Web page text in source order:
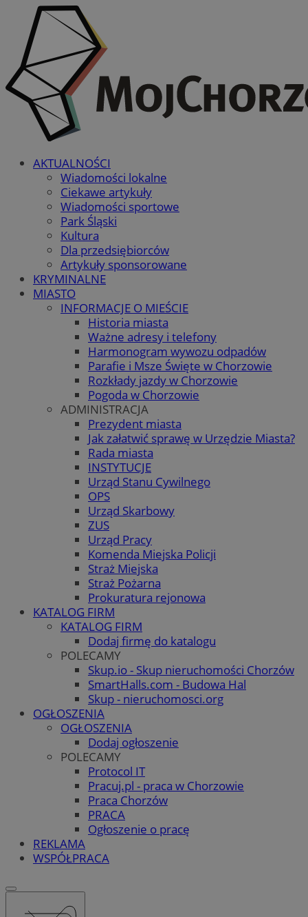
AKTUALNOŚCI
Wiadomości lokalne
Ciekawe artykuły
Wiadomości sportowe
Park Śląski
Kultura
Dla przedsiębiorców
Artykuły sponsorowane
KRYMINALNE
MIASTO
INFORMACJE O MIEŚCIE
Historia miasta
Ważne adresy i telefony
Harmonogram wywozu odpadów
Parafie i Msze Święte w Chorzowie
Rozkłady jazdy w Chorzowie
Pogoda w Chorzowie
ADMINISTRACJA
Prezydent miasta
Jak załatwić sprawę w Urzędzie Miasta?
Rada miasta
INSTYTUCJE
Urząd Stanu Cywilnego
OPS
Urząd Skarbowy
ZUS
Urząd Pracy
Komenda Miejska Policji
Straż Miejska
Straż Pożarna
Prokuratura rejonowa
KATALOG FIRM
KATALOG FIRM
Dodaj firmę do katalogu
POLECAMY
Skup.io - Skup nieruchomości Chorzów
SmartHalls.com - Budowa Hal
Skup - nieruchomosci.org
OGŁOSZENIA
OGŁOSZENIA
Dodaj ogłoszenie
POLECAMY
Protocol IT
Pracuj.pl - praca w Chorzowie
Praca Chorzów
PRACA
Ogłoszenie o pracę
REKLAMA
WSPÓŁPRACA